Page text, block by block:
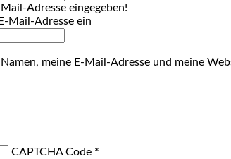
Adresse eingegeben!
Mail-Adresse ein
meine E-Mail-Adresse und meine
CAPTCHA Code *